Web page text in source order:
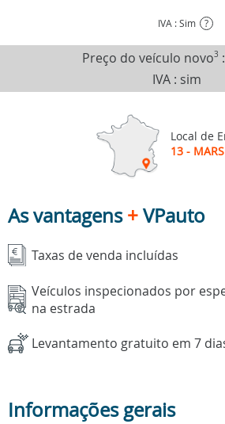
IVA : Sim ?
Preço do veículo novo3 :
IVA : sim
Local de
13 -
As vantagens+VPauto
Taxas de venda incluídas
Veículos inspecionados por
na estrada
Levantamento gratuito em 7
Informações gerais